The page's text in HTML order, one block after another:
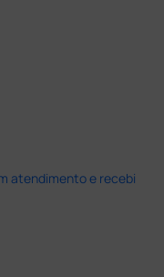
atendimento e recebi